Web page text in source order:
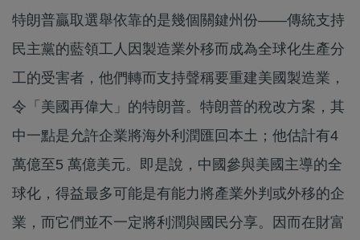
特朗普贏取選舉依靠的是幾個關鍵州份——傳統支持
民主黨的藍領工人因製造業外移而成為全球化生產分
工的受害者，他們轉而支持聲稱要重建美國製造業，
令「美國再偉大」的特朗普。特朗普的稅改方案，其
中一點是允許企業將海外利潤匯回本土；他估計有4
萬億至5 萬億美元。即是說，中國參與美國主導的全
球化，得益最多可能是有能力將產業外判或外移的企
業，而它們並不一定將利潤與國民分享。因而在財富